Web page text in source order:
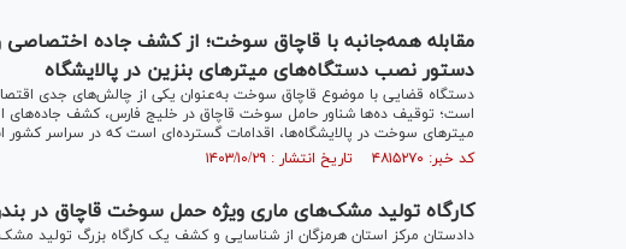
مقابله همه‌جانبه با قاچاق سوخت؛ از کشف جاده اختصاصی
دستور نصب دستگاه‌های میتر‌های بنزین در پالایشگاه
دستگاه قضایی با موضوع قاچاق سوخت به‌عنوان یکی از چالش‌های جدی
است؛ توقیف ده‌ها شناور حامل سوخت قاچاق در خلیج فارس، کشف جاده‌های
میتر‌های سوخت در پالایشگاه‌ها، اقدامات گسترده‌ای است که در سراسر
کد خبر: ۴۸۱۵۲۷۰ تاریخ انتشار : ۱۴۰۳/۱۰/۲۹
کارگاه تولید مشک‌های ماری ویژه حمل سوخت قاچاق در
دادستان مرکز استان هرمزگان از شناسایی و کشف یک کارگاه بزرگ تولید